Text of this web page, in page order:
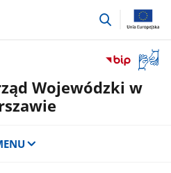
przejdź
okno
z
Wojewódzki w